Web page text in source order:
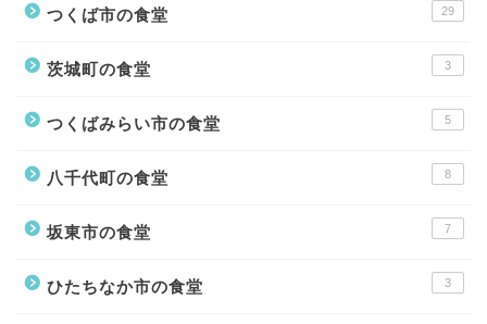
つくば市の食堂 29
茨城町の食堂 3
つくばみらい市の食堂 5
八千代町の食堂 8
坂東市の食堂 7
ひたちなか市の食堂 3